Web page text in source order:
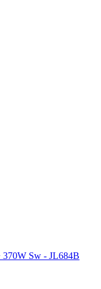
Sw - JL684B